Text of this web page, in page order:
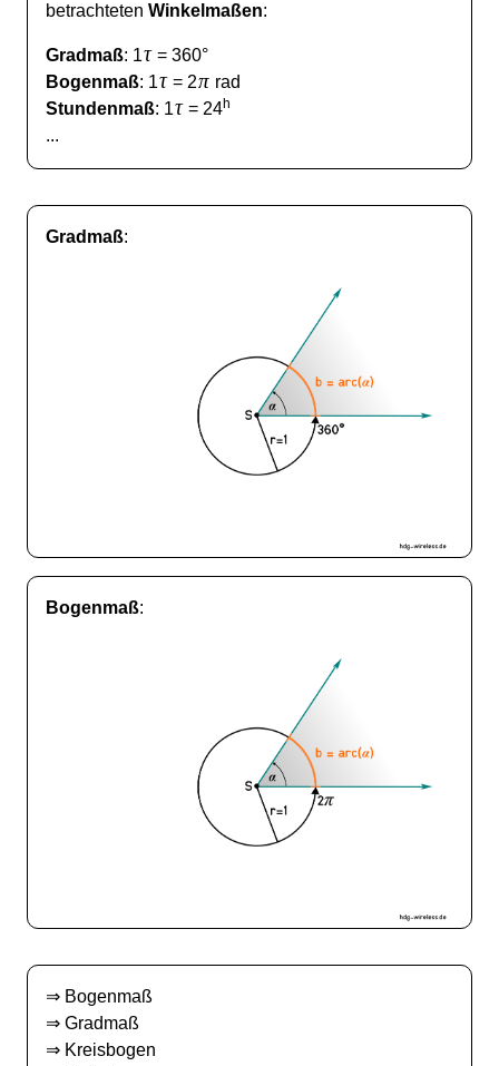
betrachteten Winkelmaßen:
Gradmaß: 1τ = 360°
Bogenmaß: 1τ = 2π rad
Stundenmaß: 1τ = 24h
...
Gradmaß:
Bogenmaß:
⇒ Bogenmaß
⇒ Gradmaß
⇒ Kreisbogen